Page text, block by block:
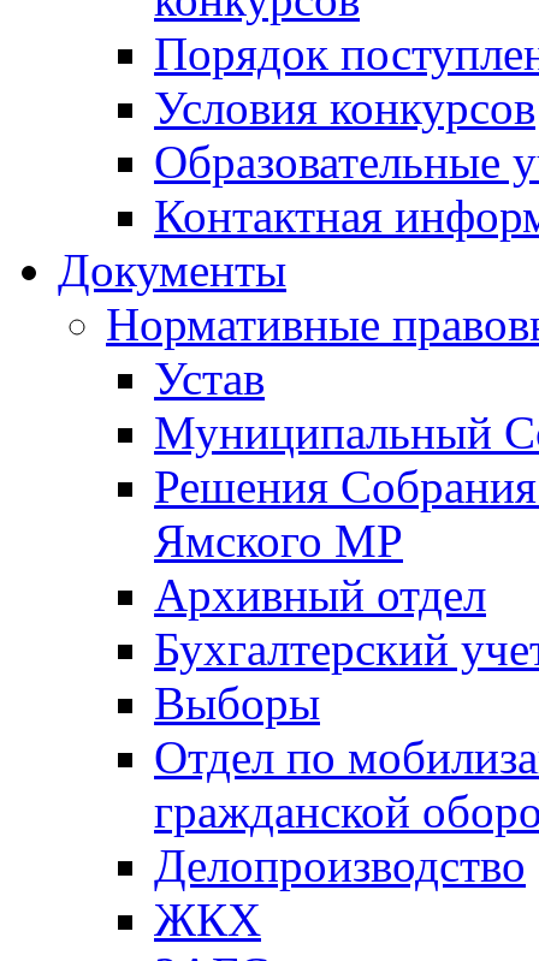
Порядок
Условия конкурсов
Образовательные
Контактная
Документы
Нормативные
Устав
Муниципальный
Решения
Ямского МР
Архивный отдел
Бухгалтерский
Выборы
Отдел по
гражданской
Делопроизводство
ЖКХ